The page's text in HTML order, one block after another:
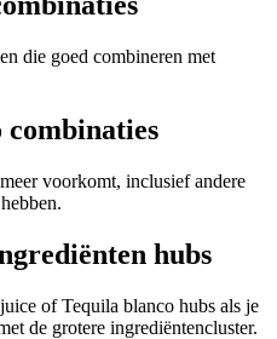
die goed combineren met
voorkomt, inclusief andere
hubs
of Tequila blanco hubs als je
de grotere ingrediëntencluster.